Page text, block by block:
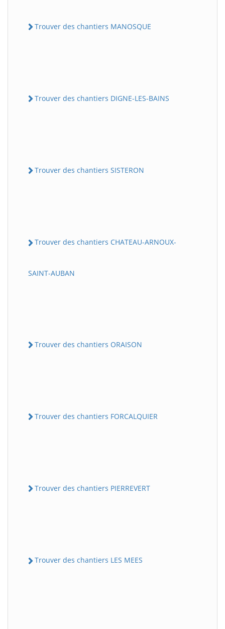
Trouver des chantiers MANOSQUE
Trouver des chantiers DIGNE-LES-BAINS
Trouver des chantiers SISTERON
Trouver des chantiers CHATEAU-ARNOUX-
SAINT-AUBAN
Trouver des chantiers ORAISON
Trouver des chantiers FORCALQUIER
Trouver des chantiers PIERREVERT
Trouver des chantiers LES MEES